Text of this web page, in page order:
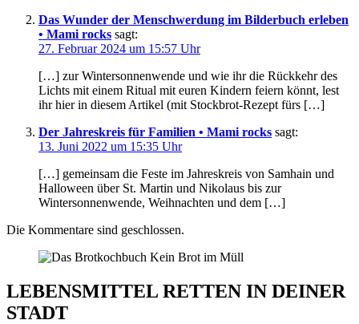
Das Wunder der Menschwerdung im Bilderbuch erleben
• Mami rocks sagt:
27. Februar 2024 um 15:57 Uhr
[…] zur Wintersonnenwende und wie ihr die Rückkehr des
Lichts mit einem Ritual mit euren Kindern feiern könnt, lest
ihr hier in diesem Artikel (mit Stockbrot-Rezept fürs […]
Der Jahreskreis für Familien • Mami rocks sagt:
13. Juni 2022 um 15:35 Uhr
[…] gemeinsam die Feste im Jahreskreis von Samhain und
Halloween über St. Martin und Nikolaus bis zur
Wintersonnenwende, Weihnachten und dem […]
Die Kommentare sind geschlossen.
LEBENSMITTEL RETTEN IN DEINER
STADT